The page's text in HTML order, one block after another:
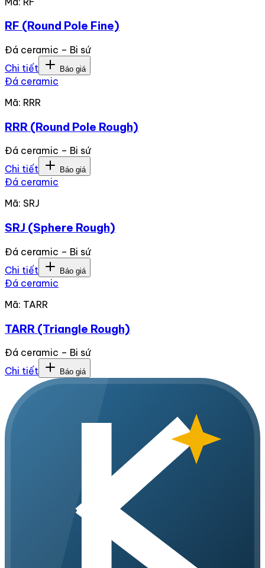
RF (Round Pole Fine)
Đá ceramic – Bi sứ
Chi tiết
Báo giá
Đá ceramic
Mã: RRR
RRR (Round Pole Rough)
Đá ceramic – Bi sứ
Chi tiết
Báo giá
Đá ceramic
Mã: SRJ
SRJ (Sphere Rough)
Đá ceramic – Bi sứ
Chi tiết
Báo giá
Đá ceramic
Mã: TARR
TARR (Triangle Rough)
Đá ceramic – Bi sứ
Chi tiết
Báo giá